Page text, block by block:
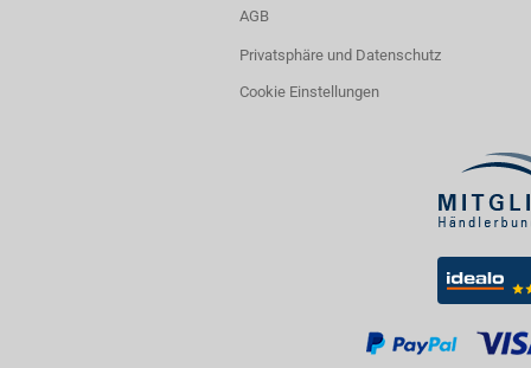
AGB
Privatsphäre und Datenschutz
Cookie Einstellungen